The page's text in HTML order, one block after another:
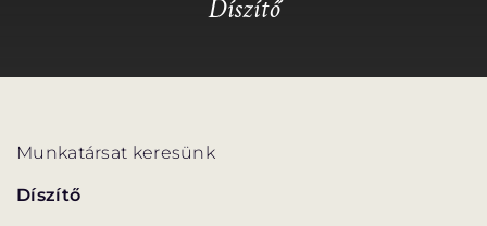
Díszítő
Munkatársat keresünk
Díszítő